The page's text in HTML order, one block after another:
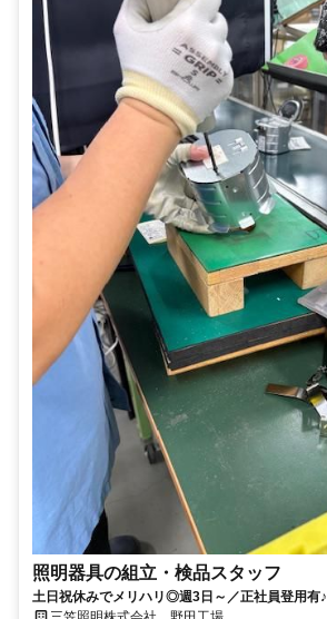
照明器具の組立・検品スタッフ
土日祝休みでメリハリ◎週3日～／正社員登用有♪